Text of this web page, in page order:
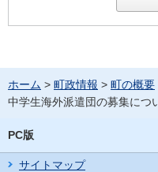
ホーム > 町政情報 > 町の概要
中学生海外派遣団の募集につ
PC版
サイトマップ